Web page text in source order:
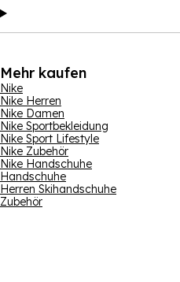
Mehr kaufen
Nike
Nike Herren
Nike Damen
Nike Sportbekleidung
Nike Sport Lifestyle
Nike Zubehör
Nike Handschuhe
Handschuhe
Herren Skihandschuhe
Zubehör